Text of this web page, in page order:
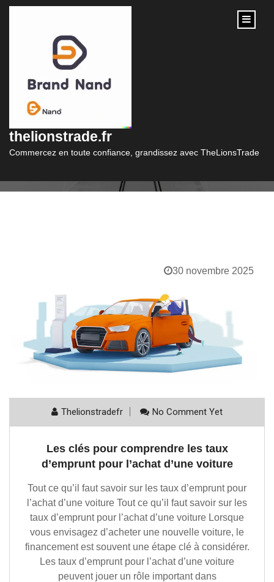
content
thelionstrade.fr
Commercez en toute confiance, grandissez avec TheLionsTrade
30 novembre 2025
Thelionstradefr No Comment Yet
Les clés pour comprendre les taux
d’emprunt pour l’achat d’une voiture
Tout ce qu’il faut savoir sur les taux d’emprunt pour
l’achat d’une voiture Tout ce qu’il faut savoir sur les
taux d’emprunt pour l’achat d’une voiture Lorsque
vous envisagez d’acheter une nouvelle voiture, le
financement est souvent une étape clé à considérer.
Les taux d’emprunt pour l’achat d’une voiture
peuvent jouer un rôle important dans